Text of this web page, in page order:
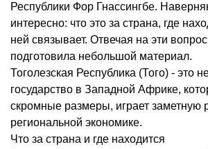
Республики Фор Гнассингбе.
интересно: что это за страна, где
ней связывает. Отвечая на эти
подготовила небольшой материал.
Тоголезская Республика (Того) - это
государство в Западной Африке,
скромные размеры, играет заметную
региональной экономике.
Что за страна и где находится